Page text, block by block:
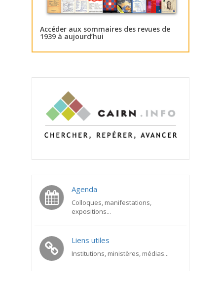
Accéder aux sommaires des revues de
1939 à aujourd’hui
Agenda
Colloques, manifestations,
expositions...
Liens utiles
Institutions, ministères, médias...